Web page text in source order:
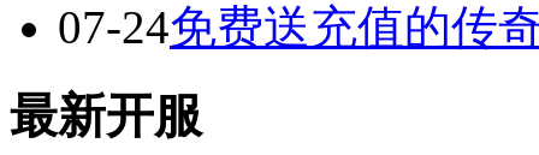
07-24免费送充值的传
最新开服